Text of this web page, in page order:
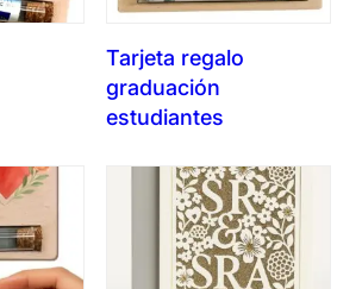
Tarjeta regalo
graduación
estudiantes